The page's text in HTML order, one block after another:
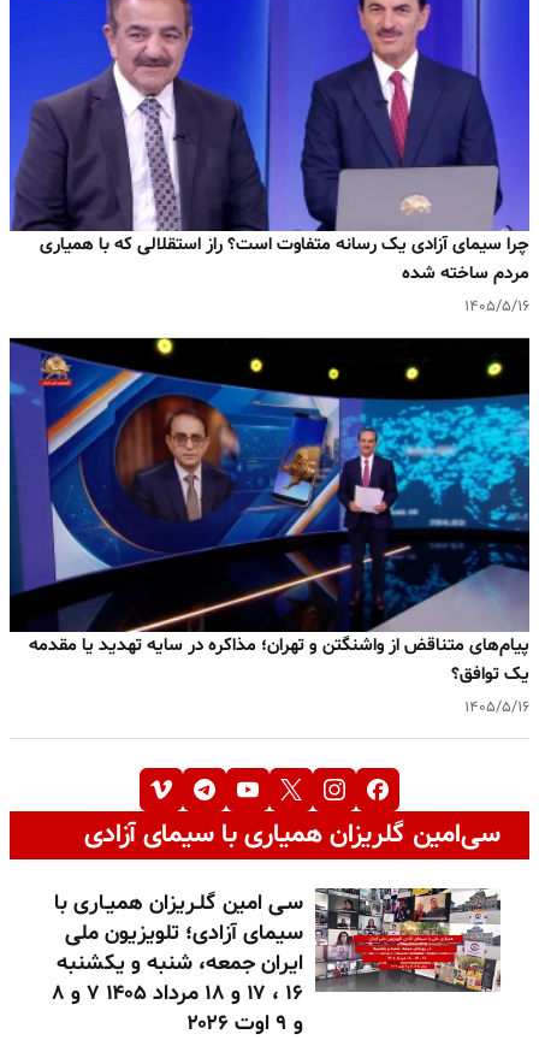
چرا سیمای آزادی یک رسانه متفاوت است؟ راز استقلالی که با همیاری
مردم ساخته شده
۱۴۰۵/۵/۱۶
پیام‌های متناقض از واشنگتن و تهران؛ مذاکره در سایه تهدید یا مقدمه
یک توافق؟
۱۴۰۵/۵/۱۶
سی‌امین گلریزان همیاری با سیمای آزادی
سـی امین گلـریزان همیـاری با
سیمای آزادی؛ تلویزیون ملی
ایران جمعه، شنبه و یکشنبه
۱۶ ، ۱۷ و ۱۸ مرداد ۱۴۰۵ ۷ و ۸
و ۹ اوت ۲۰۲۶